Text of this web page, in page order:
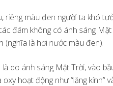
riêng màu đen người ta khó
đám không có ánh sáng
(nghĩa là hơi nước màu đen).
do ánh sáng Mặt Trời, vào
hoạt động như “lăng kính”